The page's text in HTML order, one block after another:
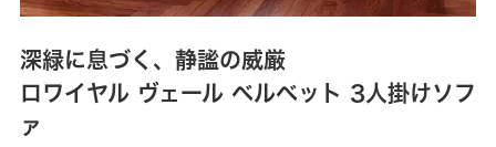
深緑に息づく、静謐の威厳
ロワイヤル ヴェール ベルベット 3人掛けソフ
ァ